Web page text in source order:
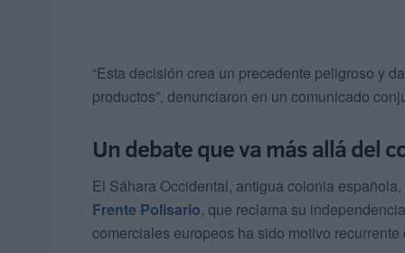
“Esta decisión crea un precedente peligroso y
productos”, denunciaron en un comunicado
Un debate que va más allá del
El Sáhara Occidental, antigua colonia
Frente Polisario, que reclama su
comerciales europeos ha sido motivo